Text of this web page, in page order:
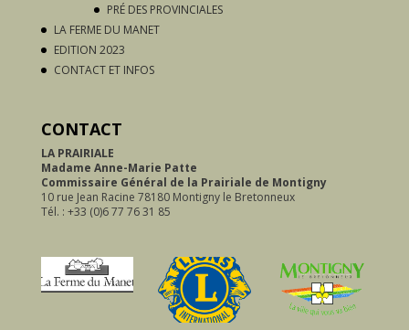
PRÉ DES PROVINCIALES
LA FERME DU MANET
EDITION 2023
CONTACT ET INFOS
CONTACT
LA PRAIRIALE
Madame Anne-Marie Patte
Commissaire Général de la Prairiale de Montigny
10 rue Jean Racine 78180 Montigny le Bretonneux
Tél. : +33 (0)6 77 76 31 85